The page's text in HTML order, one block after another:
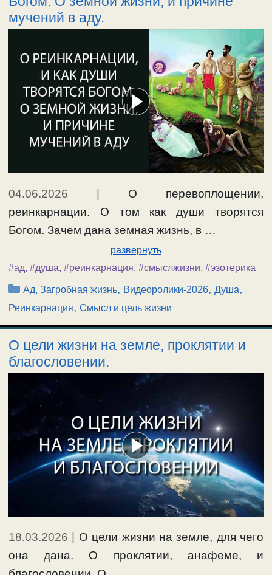
мучений в аду.
04.06.2026 | О перевоплощении,
реинкарнации. О том как души творятся
Богом. Зачем дана земная жизнь, в …
развернуть
#ад, #душа, #реинкарнация, #смыслжизни, #эзотерика
Рубрики
Ад, Загробная жизнь, Видеоролики-2026,Душа,
Реинкарнация, Смысл и цель жизни
О цели жизни на земле, проклятии и
благословении.
18.03.2026
О цели жизни на земле, для чего
она дана. О проклятии, анафеме, и